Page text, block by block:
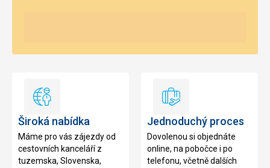
Široká
Široká nabídka
Máme pro vás zájezdy od
cestovních kanceláří z
tuzemska, Slovenska,
Jednoduchý
Jednoduchý proces
Dovolenou si objednáte
online, na pobočce i po
telefonu, včetně dalších